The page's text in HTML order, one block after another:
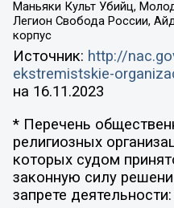
Маньяки Культ Убийц,
Легион Свобода России,
корпус
Источник: http://
ekstremistskie-
на 16.11.2023
* Перечень
религиозных
которых судом
законную силу
запрете деятельности: